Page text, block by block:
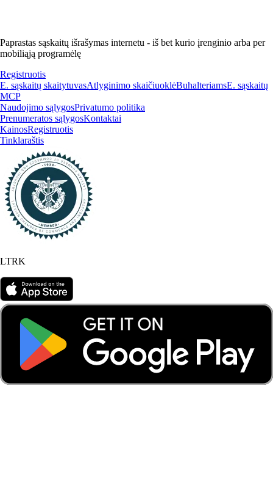
Paprastas sąskaitų išrašymas internetu - iš bet kurio įrenginio arba per
mobiliąją programėlę
Registruotis
E. sąskaitų skaitytuvasAtlyginimo skaičiuoklėBuhalteriamsE. sąskaitų
MCP
Naudojimo sąlygosPrivatumo politika
Prenumeratos sąlygosKontaktai
KainosRegistruotis
Tinklaraštis
LTRK